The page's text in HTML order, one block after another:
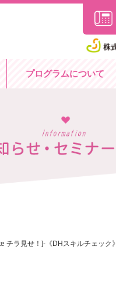
プログラムについて
チラ見せ！]-《DHスキルチェック》